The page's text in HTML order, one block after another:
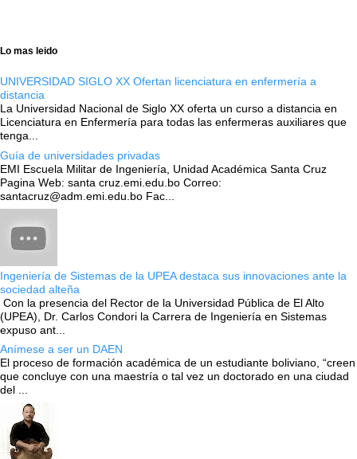
Lo mas leido
UNIVERSIDAD SIGLO XX Ofertan licenciatura en enfermería a
distancia
La Universidad Nacional de Siglo XX oferta un curso a distancia en
Licenciatura en Enfermería para todas las enfermeras auxiliares que
tenga...
Guía de universidades privadas
EMI Escuela Militar de Ingeniería, Unidad Académica Santa Cruz
Pagina Web: santa cruz.emi.edu.bo Correo:
santacruz@adm.emi.edu.bo Fac...
Ingeniería de Sistemas de la UPEA destaca sus innovaciones ante la
sociedad alteña
Con la presencia del Rector de la Universidad Pública de El Alto
(UPEA), Dr. Carlos Condori la Carrera de Ingeniería en Sistemas
expuso ant...
Anímese a ser un DAEN
El proceso de formación académica de un estudiante boliviano, “creen
que concluye con una maestría o tal vez un doctorado en una ciudad
del ...